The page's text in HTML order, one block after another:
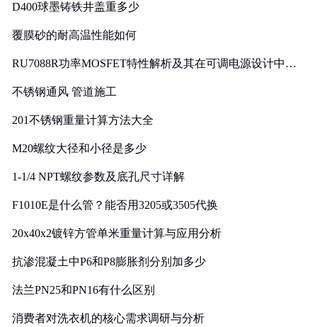
D400球墨铸铁井盖重多少
覆膜砂的耐高温性能如何
RU7088R功率MOSFET特性解析及其在可调电源设计中的
不锈钢通风 管道施工
201不锈钢重量计算方法大全
M20螺纹大径和小径是多少
1-1/4 NPT螺纹参数及底孔尺寸详解
F1010E是什么管？能否用3205或3505代换
20x40x2镀锌方管单米重量计算与应用分析
抗渗混凝土中P6和P8膨胀剂分别加多少
法兰PN25和PN16有什么区别
消费者对洗衣机的核心需求调研与分析